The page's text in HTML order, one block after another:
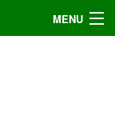
MENU